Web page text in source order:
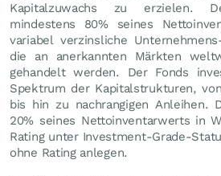
Kapitalzuwachs zu erzielen.
mindestens 80% seines
variabel verzinsliche
die an anerkannten Märkten
gehandelt werden. Der Fonds
Spektrum der Kapitalstrukturen,
bis hin zu nachrangigen Anleihen.
20% seines Nettoinventarwerts in
Rating unter Investment-Grade-
ohne Rating anlegen.